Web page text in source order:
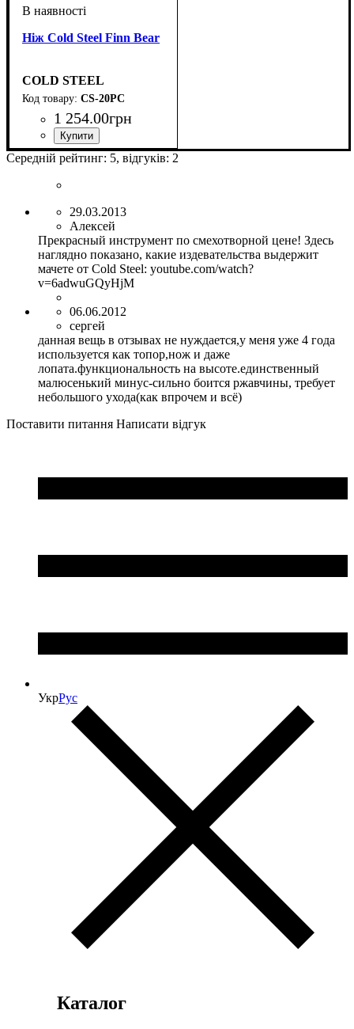
Ніж Cold Steel Finn Bear
COLD STEEL
CS-20PC
1 254.00грн
Середній рейтинг: 5, відгуків: 2
29.03.2013
Алексей
Прекрасный инструмент по смехотворной цене! Здесь
наглядно показано, какие издевательства выдержит
мачете от Cold Steel: youtube.com/watch?
v=6adwuGQyHjM
06.06.2012
сергей
данная вещь в отзывах не нуждается,у меня уже 4 года
используется как топор,нож и даже
лопата.функциональность на высоте.единственный
малюсенький минус-сильно боится ржавчины, требует
небольшого ухода(как впрочем и всё)
Поставити питання Написати відгук
УкрРус
Каталог